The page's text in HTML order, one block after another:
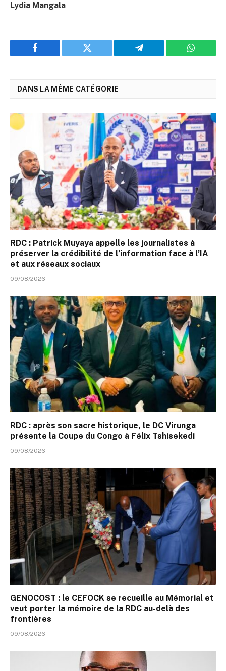
Lydia Mangala
Facebook Twitter Telegram
DANS LA MÊME CATÉGORIE
RDC : Patrick Muyaya appelle les journalistes à
préserver la crédibilité de l’information face à l’IA
et aux réseaux sociaux
09/08/2026
RDC : après son sacre historique, le DC Virunga
présente la Coupe du Congo à Félix Tshisekedi
09/08/2026
GENOCOST : le CEFOCK se recueille au Mémorial et
veut porter la mémoire de la RDC au-delà des
frontières
09/08/2026